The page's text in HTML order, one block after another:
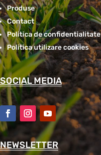
Produse
Contact
Politica de confidentialitate
Politica utilizare cookies
SOCIAL MEDIA
NEWSLETTER